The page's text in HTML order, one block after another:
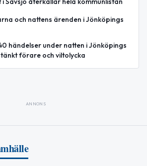
och nattens ärenden i Jönköpings
händelser under natten i Jönköpings
förare och viltolycka
ANNONS